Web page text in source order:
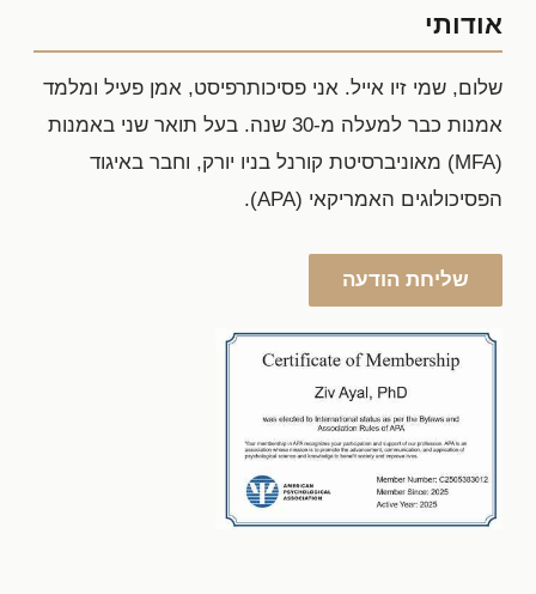
אודותי
שלום, שמי זיו אייל. אני פסיכותרפיסט, אמן פעיל ומלמד
אמנות כבר למעלה מ-30 שנה. בעל תואר שני באמנות
(MFA) מאוניברסיטת קורנל בניו יורק, וחבר באיגוד
הפסיכולוגים האמריקאי (APA).
שליחת הודעה